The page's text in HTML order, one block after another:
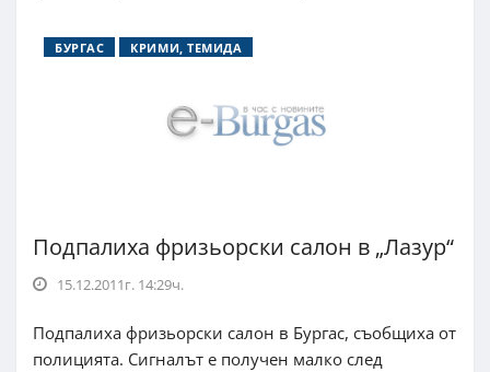
БУРГАС КРИМИ, ТЕМИДА
Подпалиха фризьорски салон в „Лазур“
15.12.2011г. 14:29ч.
Подпалиха фризьорски салон в Бургас, съобщиха от
полицията. Сигналът е получен малко след